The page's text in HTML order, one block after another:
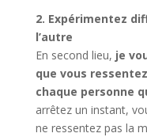
2. Expérimentez
l’autre
En second lieu, je
que vous
chaque personne
arrêtez un instant,
ne ressentez pas la